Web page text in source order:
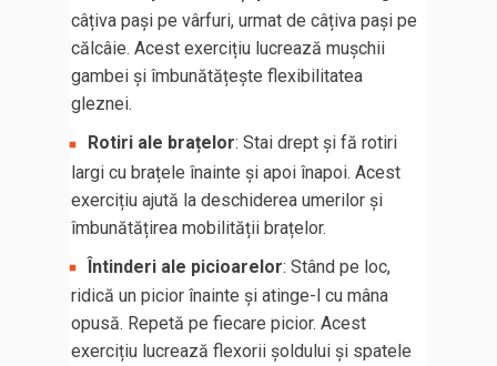
câțiva pași pe vârfuri, urmat de câțiva pași pe
călcâie. Acest exercițiu lucrează mușchii
gambei și îmbunătățește flexibilitatea
gleznei.
Rotiri ale brațelor: Stai drept și fă rotiri
largi cu brațele înainte și apoi înapoi. Acest
exercițiu ajută la deschiderea umerilor și
îmbunătățirea mobilității brațelor.
Întinderi ale picioarelor: Stând pe loc,
ridică un picior înainte și atinge-l cu mâna
opusă. Repetă pe fiecare picior. Acest
exercițiu lucrează flexorii șoldului și spatele